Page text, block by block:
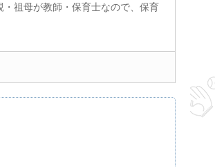
祖母が教師・保育士なので、保育